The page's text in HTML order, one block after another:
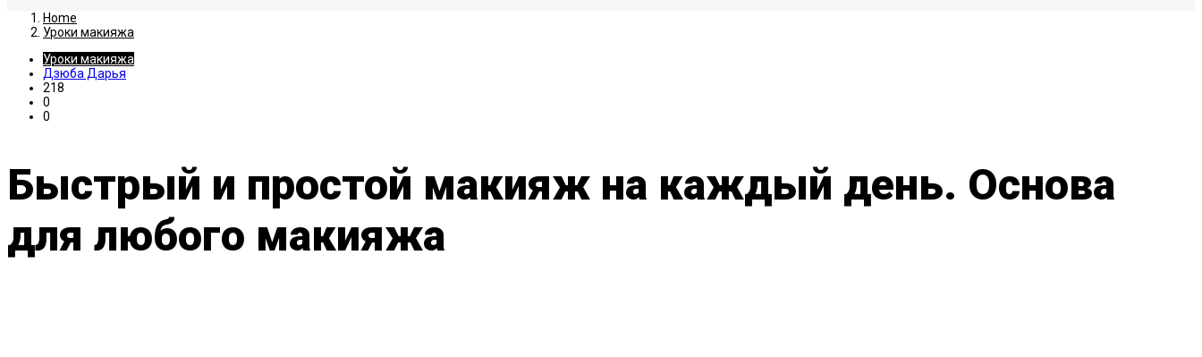
Home
Уроки макияжа
Уроки макияжа
Дзюба Дарья
218
0
0
Быстрый и простой макияж на каждый день. Основа
для любого макияжа